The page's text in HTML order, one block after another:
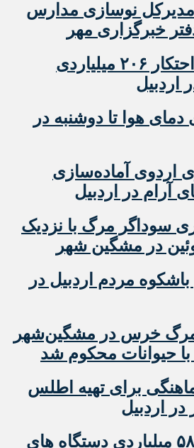
مدیرکل نوسازی مدارس
خبرگزاری مهر
کشف احتکار ۲۰۶ میلیاردی
اردبیل
دمای هوا تا دوشنبه در
اردوی آماده‌سازی
آرام در اردبیل
سوداگر مرگ با نزدیک
باشکوه مردم اردبیل در
خرس در مشگین‌شهر
با حیوانات محکوم شد
برای تهیه اطلس
اردبیل
کشف ۵۸ میلیاردی دستگاه های